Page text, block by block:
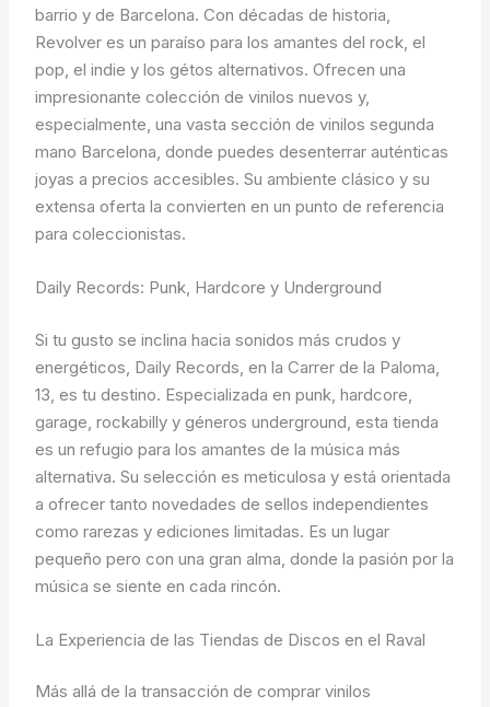
barrio y de Barcelona. Con décadas de historia,
Revolver es un paraíso para los amantes del rock, el
pop, el indie y los gétos alternativos. Ofrecen una
impresionante colección de vinilos nuevos y,
especialmente, una vasta sección de vinilos segunda
mano Barcelona, donde puedes desenterrar auténticas
joyas a precios accesibles. Su ambiente clásico y su
extensa oferta la convierten en un punto de referencia
para coleccionistas.
Daily Records: Punk, Hardcore y Underground
Si tu gusto se inclina hacia sonidos más crudos y
energéticos, Daily Records, en la Carrer de la Paloma,
13, es tu destino. Especializada en punk, hardcore,
garage, rockabilly y géneros underground, esta tienda
es un refugio para los amantes de la música más
alternativa. Su selección es meticulosa y está orientada
a ofrecer tanto novedades de sellos independientes
como rarezas y ediciones limitadas. Es un lugar
pequeño pero con una gran alma, donde la pasión por la
música se siente en cada rincón.
La Experiencia de las Tiendas de Discos en el Raval
Más allá de la transacción de comprar vinilos